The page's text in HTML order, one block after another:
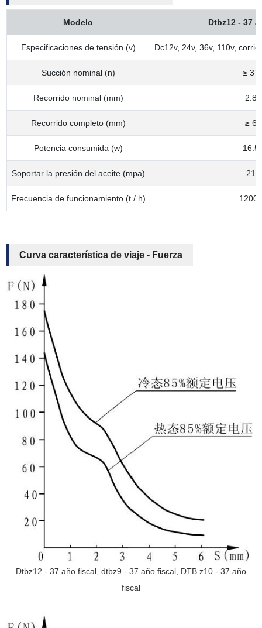
Modelo Dtbz12 - 37
Especificaciones de tensión (v) Dc12v, 24v, 36v, 110v,
Succión nominal (n) ≥ 37
Recorrido nominal (mm) 2.8
Recorrido completo (mm) ≥ 6
Potencia consumida (w) 16.5
Soportar la presión del aceite (mpa) 21
Frecuencia de funcionamiento (t / h) 12000
Curva característica de viaje - Fuerza
Dtbz12 - 37 año fiscal, dtbz9 - 37 año fiscal, DTB z10 - 37 año
fiscal